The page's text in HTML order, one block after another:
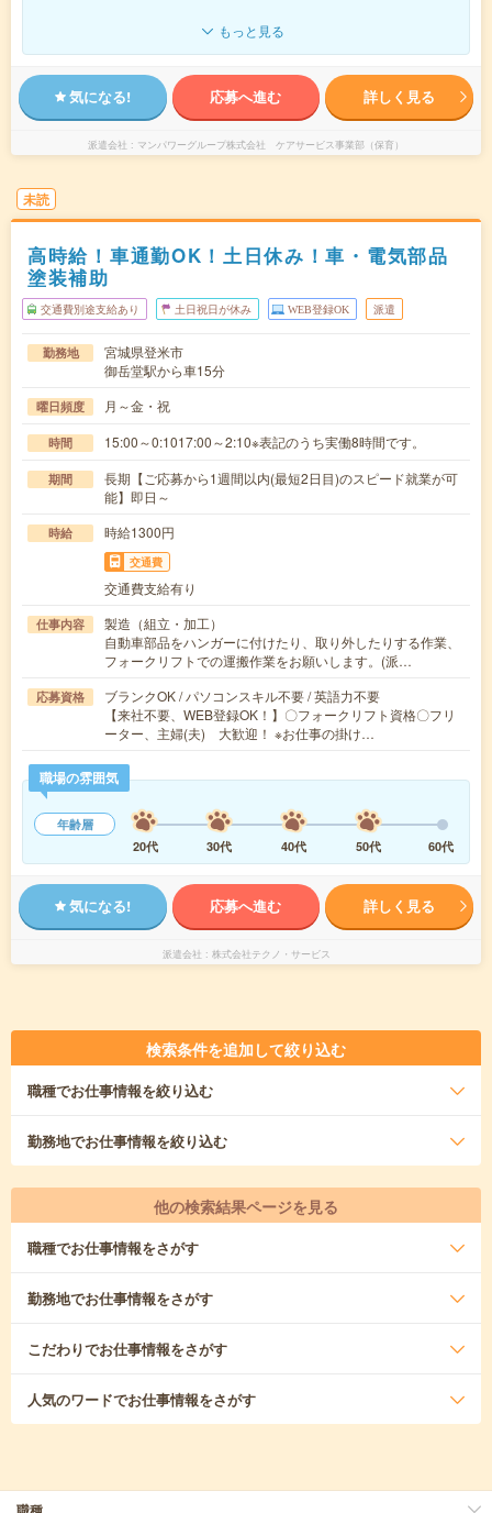
もっと見る
気になる! 応募へ進む 詳しく見る
派遣会社 マンパワーグループ株式会社 ケアサービス事業部（保育）
未読
高時給！車通勤OK！土日休み！車・電気部品
塗装補助
交通費別途支給あり 土日祝日が休み WEB登録OK 派遣
勤務地
宮城県登米市
御岳堂駅から車15分
曜日頻度 月～金・祝
時間 15:00～0:1017:00～2:10※表記のうち実働8時間です。
期間
長期【ご応募から1週間以内(最短2日目)のスピード就業が可
能】即日～
時給 時給1300円
交通費
交通費支給有り
仕事内容
製造（組立・加工）
自動車部品をハンガーに付けたり、取り外したりする作業、
フォークリフトでの運搬作業をお願いします。(派…
応募資格
ブランクOK / パソコンスキル不要 / 英語力不要
【来社不要、WEB登録OK！】〇フォークリフト資格〇フリ
ーター、主婦(夫) 大歓迎！ ※お仕事の掛け…
職場の雰囲気
年齢層
20代
30代 40代 50代 60代
気になる! 応募へ進む 詳しく見る
派遣会社 株式会社テクノ・サービス
検索条件を追加して絞り込む
職種でお仕事情報を絞り込む
勤務地でお仕事情報を絞り込む
他の検索結果ページを見る
職種でお仕事情報をさがす
勤務地でお仕事情報をさがす
こだわりでお仕事情報をさがす
人気のワードでお仕事情報をさがす